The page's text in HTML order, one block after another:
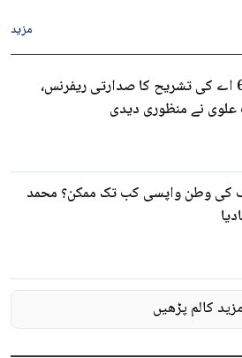
مزید
آرٹیکل 63 اے کی تشریح کا صدارتی ریفرنس،
نے منظوری دیدی
کی وطن واپسی کب تک ممکن؟ محمد
مزید کالم پڑھیں